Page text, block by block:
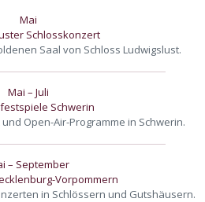
Mai
Schlosskonzert
Saal von Schloss Ludwigslust.
Mai – Juli
Schwerin
Open-Air-Programme in Schwerin.
– September
Vorpommern
in Schlössern und Gutshäusern.